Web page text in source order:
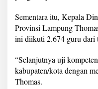
Sementara itu, Kepala
Provinsi Lampung
ini diikuti 2.674 guru dari
“Selanjutnya uji
kabupaten/kota dengan
Thomas.